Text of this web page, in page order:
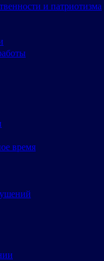
и патриотизма
время